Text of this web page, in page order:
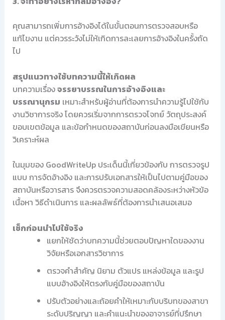
คุณสามารถเพิ่มการอ้างอิงได้ในขั้นตอนการตรวจสอบหรือ
แก้ไขงาน แต่ควรระวังไม่ให้เกิดการละเลยการอ้างอิงในครั้งถัด
ไป
สรุปแนวทางใช้บทความนี้ให้เกิดผล
บทความเรื่องจรรยาบรรณในการอ้างอิงและ
บรรณานุกรม เหมาะสำหรับผู้อ่านที่ต้องการนำความรู้ไปใช้กับ
งานวิชาการจริง โดยควรเริ่มจากการตรวจโจทย์ วัตถุประสงค์
ขอบเขตข้อมูล และข้อกำหนดของสถาบันก่อนลงมือเขียนหรือ
วิเคราะห์ผล
ในมุมของ GoodWriteUp ประเด็นนี้เกี่ยวข้องกับ การตรวจรูป
แบบ การจัดอ้างอิง และการปรับเอกสารให้เป็นไปตามคู่มือของ
สถาบันหรือวารสาร จึงควรตรวจความสอดคล้องระหว่างหัวข้อ
เนื้อหา วิธีดำเนินการ และผลลัพธ์ที่ต้องการนำเสนอเสมอ
เช็กก่อนนำไปใช้จริง
แยกให้ชัดว่าบทความนี้ช่วยตอบปัญหาใดของงาน
วิจัยหรือเอกสารวิชาการ
ตรวจคำสำคัญ นิยาม ตัวแปร แหล่งข้อมูล และรูป
แบบอ้างอิงให้ตรงกับคู่มือของสถาบัน
ปรับตัวอย่างและถ้อยคำให้เหมาะกับบริบทของสาขา
ระดับปริญญา และคำแนะนำของอาจารย์ที่ปรึกษา